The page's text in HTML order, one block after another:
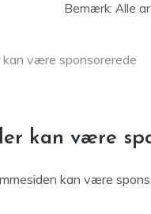
Bemærk: Alle
være sponsorerede
kan være
kan være